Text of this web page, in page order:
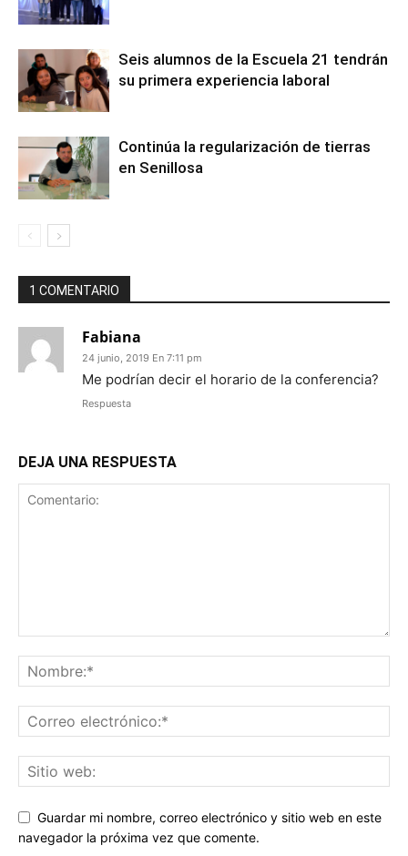
Seis alumnos de la Escuela 21 tendrán
su primera experiencia laboral
Continúa la regularización de tierras
en Senillosa
1 COMENTARIO
Fabiana
24 junio, 2019 En 7:11 pm
Me podrían decir el horario de la conferencia?
Respuesta
DEJA UNA RESPUESTA
Guardar mi nombre, correo electrónico y sitio web en este
navegador la próxima vez que comente.